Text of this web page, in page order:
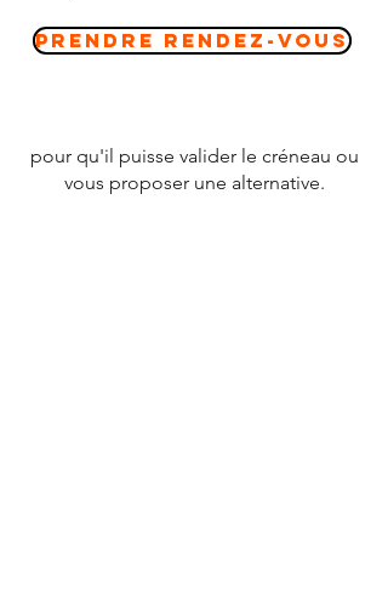
Prendre Rendez-vous
pour qu'il puisse valider le créneau ou
vous proposer une alternative.